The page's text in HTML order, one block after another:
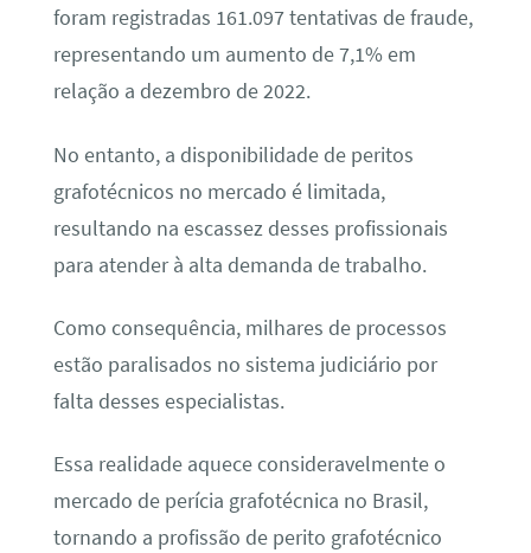
foram registradas 161.097 tentativas de fraude,
representando um aumento de 7,1% em
relação a dezembro de 2022.
No entanto, a disponibilidade de peritos
grafotécnicos no mercado é limitada,
resultando na escassez desses profissionais
para atender à alta demanda de trabalho.
Como consequência, milhares de processos
estão paralisados no sistema judiciário por
falta desses especialistas.
Essa realidade aquece consideravelmente o
mercado de perícia grafotécnica no Brasil,
tornando a profissão de perito grafotécnico